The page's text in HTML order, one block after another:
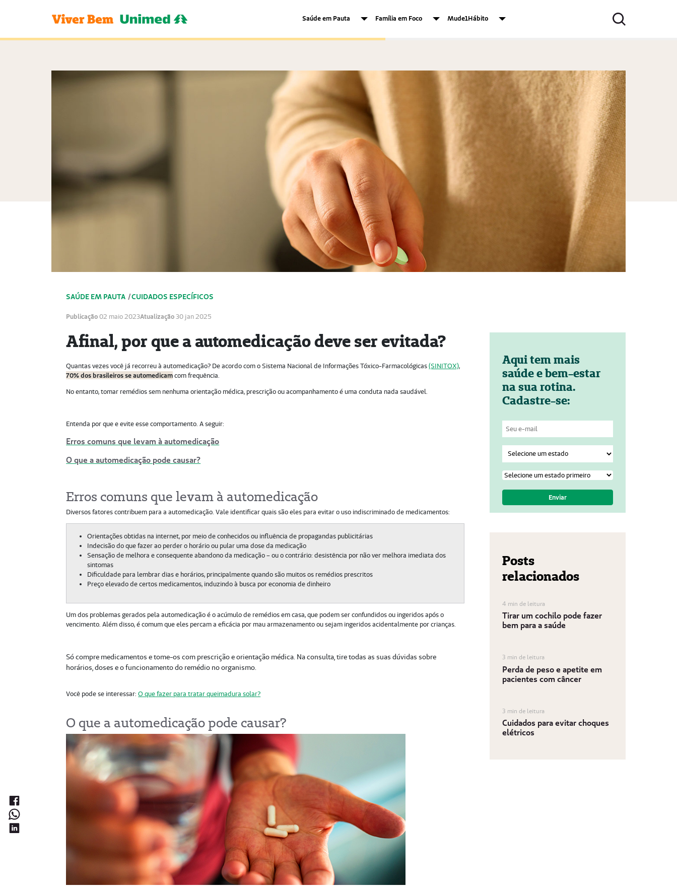
Saúde em Pauta Família em Foco Mude1Hábito
SAÚDE EM PAUTA /CUIDADOS ESPECÍFICOS
Publicação02 maio 2023Atualização30 jan 2025
Afinal, por que a automedicação deve ser evitada?
Quantas vezes você já recorreu à automedicação? De acordo com o Sistema Nacional de Informações Tóxico-Farmacológicas(SINITOX),
70% dos brasileiros se automedicamcom frequência.
No entanto, tomar remédios sem nenhuma orientação médica, prescrição ou acompanhamento é uma conduta nada saudável.
Entenda por que e evite esse comportamento. A seguir:
Erros comuns que levam à automedicação
O que a automedicação pode causar?
Erros comuns que levam à automedicação
Diversos fatores contribuem para a automedicação. Vale identificar quais são eles para evitar o uso indiscriminado de medicamentos:
Orientações obtidas na internet, por meio de conhecidos ou influência de propagandas publicitárias
Indecisão do que fazer ao perder o horário ou pular uma dose da medicação
Sensação de melhora e consequente abandono da medicação – ou o contrário: desistência por não ver melhora imediata dos
sintomas
Dificuldade para lembrar dias e horários, principalmente quando são muitos os remédios prescritos
Preço elevado de certos medicamentos, induzindo à busca por economia de dinheiro
Um dos problemas gerados pela automedicação é o acúmulo de remédios em casa, que podem ser confundidos ou ingeridos após o
vencimento. Além disso, é comum que eles percam a eficácia por mau armazenamento ou sejam ingeridos acidentalmente por crianças.
Só compre medicamentos e tome-os com prescrição e orientação médica. Na consulta, tire todas as suas dúvidas sobre
horários, doses e o funcionamento do remédio no organismo.
Você pode se interessar:O que fazer para tratar queimadura solar?
O que a automedicação pode causar?
Aqui tem mais
saúde e bem-estar
na sua rotina.
Cadastre-se:
Posts
relacionados
4 min de leitura
Tirar um cochilo pode fazer
bem para a saúde
3 min de leitura
Perda de peso e apetite em
pacientes com câncer
3 min de leitura
Cuidados para evitar choques
elétricos